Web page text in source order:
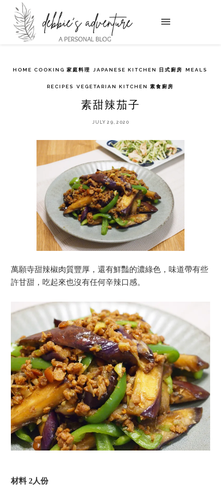
HOME COOKING 家庭料理 JAPANESE KITCHEN 日式廚房 MEALS
RECIPES VEGETARIAN KITCHEN 素食廚房
素甜辣茄子
JULY 29, 2020
萬願寺甜辣椒肉質豐厚，還有鮮豔的濃綠色，味道帶有些
許甘甜，吃起來也沒有任何辛辣口感。
材料2人份